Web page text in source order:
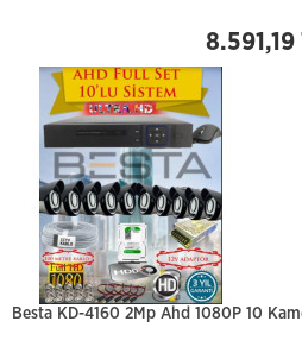
8.591,19
Besta KD-4160 2Mp Ahd 1080P 10